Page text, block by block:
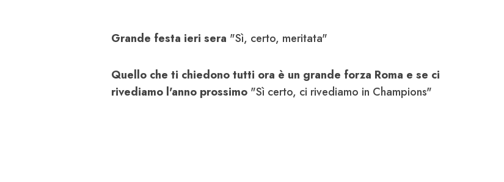
Grande festa ieri sera "Sì, certo, meritata"
Quello che ti chiedono tutti ora è un grande forza Roma e se ci
rivediamo l'anno prossimo "Sì certo, ci rivediamo in Champions"